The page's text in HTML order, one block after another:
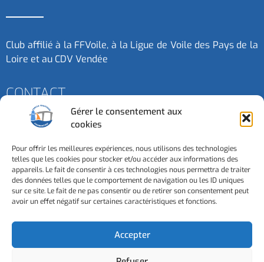
Gérer le consentement aux
cookies
Pour offrir les meilleures expériences, nous utilisons des technologies
telles que les cookies pour stocker et/ou accéder aux informations des
appareils. Le fait de consentir à ces technologies nous permettra de traiter
des données telles que le comportement de navigation ou les ID uniques
sur ce site. Le fait de ne pas consentir ou de retirer son consentement peut
avoir un effet négatif sur certaines caractéristiques et fonctions.
Accepter
Club affilié à la FFVoile, à la Ligue de Voile des Pays de la
Loire et au CDV Vendée
CONTACT
Contactez-nous
3 Esplanade de la Mer - 85550 - La Barre de Monts